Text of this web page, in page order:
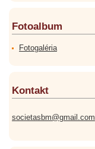
Fotoalbum
Fotogaléria
Kontakt
societasbm@gmail.com